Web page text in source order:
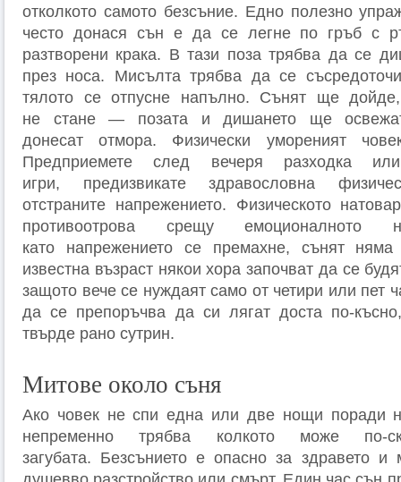
отколкото самото безсъние. Едно полезно
често донася сън е да се легне по гръб с
разтворени крака. В тази поза трябва да се
през носа. Мисълта трябва да се
тялото се отпусне напълно. Сънят ще
не стане — позата и дишането ще
донесат отмора. Физически умореният
Предприемете след вечеря разходка
игри, предизвикате здравословна
отстраните напрежението. Физическото
противоотрова срещу емоционалното
като напрежението се премахне, сънят
известна възраст някои хора започват да се
защото вече се нуждаят само от четири или пет
да се препоръчва да си лягат доста по-
твърде рано сутрин.
Митове около съня
Ако човек не спи една или две нощи поради
непременно трябва колкото може по-
загубата. Безсънието е опасно за здравето